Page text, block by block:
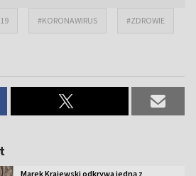
#KORONAWIRUS #ZDROWIE
Marek Krajewski odkrywa jedną z